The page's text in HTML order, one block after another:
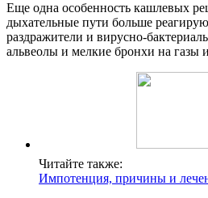
Еще одна особенность кашлевых
дыхательные пути больше
раздражители и вирусно-
альвеолы и мелкие бронхи на газы
Читайте также:
Импотенция, причины и